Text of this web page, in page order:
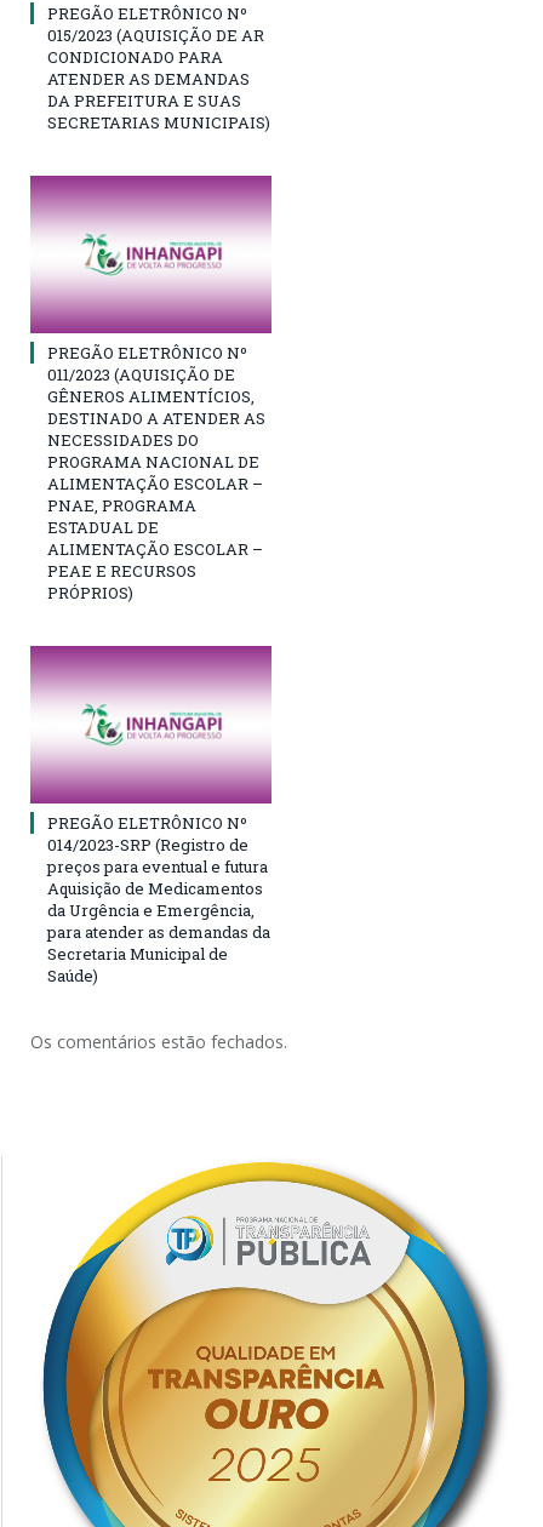
PREGÃO ELETRÔNICO Nº
015/2023 (AQUISIÇÃO DE AR
CONDICIONADO PARA
ATENDER AS DEMANDAS
DA PREFEITURA E SUAS
SECRETARIAS MUNICIPAIS)
PREGÃO ELETRÔNICO Nº
011/2023 (AQUISIÇÃO DE
GÊNEROS ALIMENTÍCIOS,
DESTINADO A ATENDER AS
NECESSIDADES DO
PROGRAMA NACIONAL DE
ALIMENTAÇÃO ESCOLAR –
PNAE, PROGRAMA
ESTADUAL DE
ALIMENTAÇÃO ESCOLAR –
PEAE E RECURSOS
PRÓPRIOS)
PREGÃO ELETRÔNICO Nº
014/2023-SRP (Registro de
preços para eventual e futura
Aquisição de Medicamentos
da Urgência e Emergência,
para atender as demandas da
Secretaria Municipal de
Saúde)
Os comentários estão fechados.